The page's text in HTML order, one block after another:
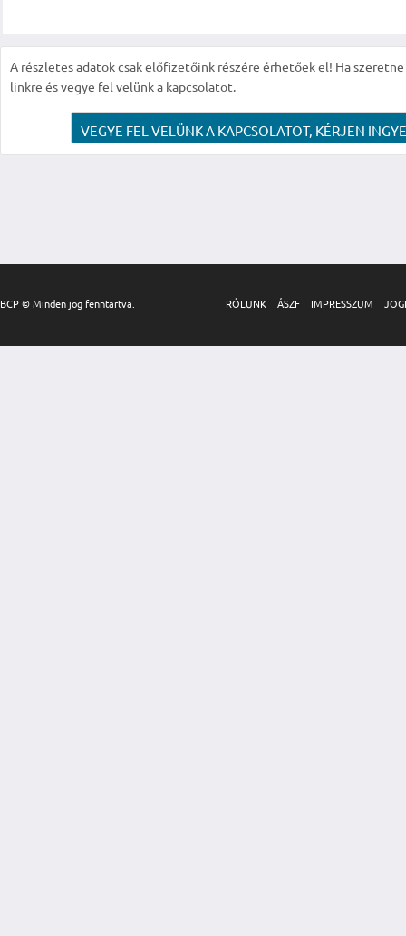
A részletes adatok csak előfizetőink részére érhetőek el! Ha
linkre és vegye fel velünk a kapcsolatot.
VEGYE FEL VELÜNK A KAPCSOLATOT, KÉRJEN
BCP © Minden jog fenntartva. RÓLUNK ÁSZF IMPRESSZUM